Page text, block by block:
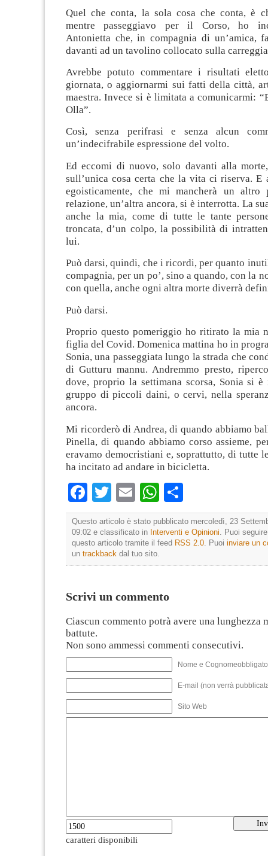
Quel che conta, la sola cosa che conta, è
mentre passeggiavo per il Corso, ho
Antonietta che, in compagnia di un’amica,
davanti ad un tavolino collocato sulla
Avrebbe potuto commentare i risultati
giornata, o aggiornarmi sui fatti della città,
maestra. Invece si è limitata a comunicarmi:
Olla”.
Così, senza perifrasi e senza alcun
un’indecifrabile espressione del volto.
Ed eccomi di nuovo, solo davanti alla
sull’unica cosa certa che la vita ci riserva. E
egoisticamente, che mi mancherà un altro
relazione, un’altra ancora, si è interrotta. La
anche la mia, come di tutte le tante
troncata, d’un colpo, la possibilità di
lui.
Può darsi, quindi, che i ricordi, per quanto
compagnia, per un po’, sino a quando, con la
con quella, anche ogni altra morte diverrà
Può darsi.
Proprio questo pomeriggio ho ritirato la mia
figlia del Covid. Domenica mattina ho in
Sonia, una passeggiata lungo la strada che
di Gutturu mannu. Andremmo presto,
dove, proprio la settimana scorsa, Sonia si
gruppo di piccoli daini, o cervi, nella
ancora.
Mi ricorderò di Andrea, di quando abbiamo
Pinella, di quando abbiamo corso assieme,
eravamo democristiani e, soprattutto, di tutte
ha incitato ad andare in bicicletta.
Facebook
TwitterEmailWhatsApp
Questo articolo è stato pubblicato mercoledì, 23
09:02 e classificato in Interventi e Opinioni . Puoi
questo articolo tramite il feed RSS 2.0 . Puoi inviare un
un trackback dal tuo sito.
Scrivi un commento
Ciascun commento potrà avere una lunghezza
battute.
Non sono ammessi commenti consecutivi.
Nome e
E-mail (non verrà
Sito Web
caratteri disponibili